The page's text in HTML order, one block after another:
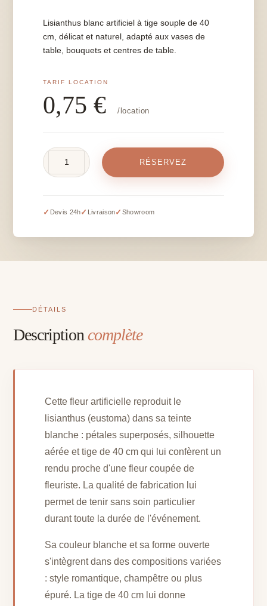
Lisianthus blanc artificiel à tige souple de 40
cm, délicat et naturel, adapté aux vases de
table, bouquets et centres de table.
0,75€ /location
artificiel
L
RÉSERVEZ
✓ Devis 24h✓ Livraison✓ Showroom
DÉTAILS
Description complète
Cette fleur artificielle reproduit le
lisianthus (eustoma) dans sa teinte
blanche : pétales superposés, silhouette
aérée et tige de 40 cm qui lui confèrent un
rendu proche d'une fleur coupée de
fleuriste. La qualité de fabrication lui
permet de tenir sans soin particulier
durant toute la durée de l'événement.
Sa couleur blanche et sa forme ouverte
s'intègrent dans des compositions variées
: style romantique, champêtre ou plus
épuré. La tige de 40 cm lui donne